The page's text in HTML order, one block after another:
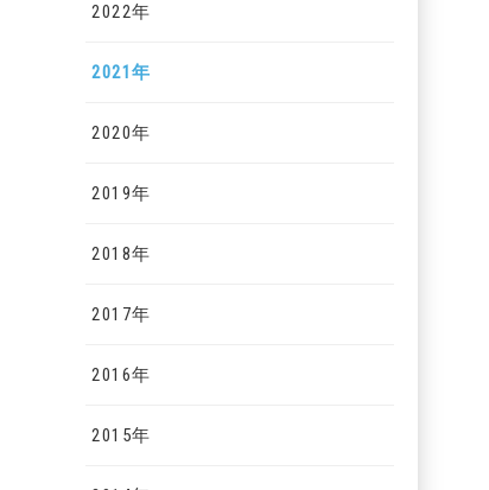
2022年
2021年
2020年
2019年
2018年
2017年
2016年
2015年